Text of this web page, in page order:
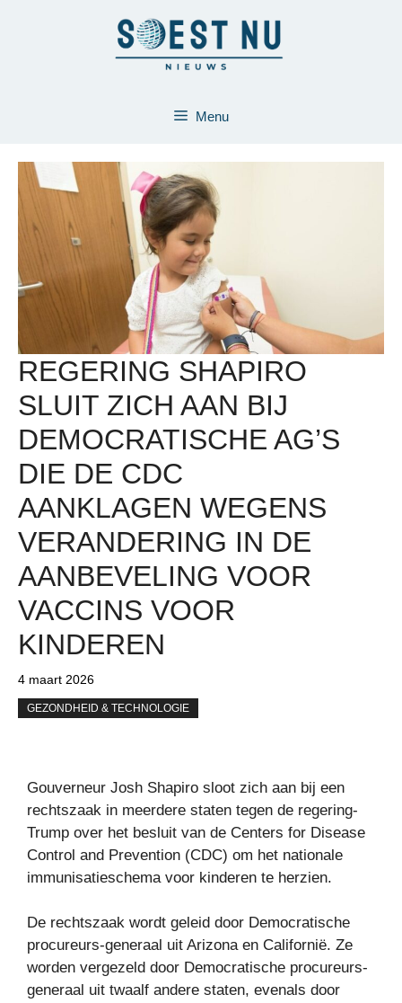
Menu
REGERING SHAPIRO
SLUIT ZICH AAN BIJ
DEMOCRATISCHE AG’S
DIE DE CDC
AANKLAGEN WEGENS
VERANDERING IN DE
AANBEVELING VOOR
VACCINS VOOR
KINDEREN
4 maart 2026
GEZONDHEID & TECHNOLOGIE
Gouverneur Josh Shapiro sloot zich aan bij een
rechtszaak in meerdere staten tegen de regering-
Trump over het besluit van de Centers for Disease
Control and Prevention (CDC) om het nationale
immunisatieschema voor kinderen te herzien.
De rechtszaak wordt geleid door Democratische
procureurs-generaal uit Arizona en Californië. Ze
worden vergezeld door Democratische procureurs-
generaal uit twaalf andere staten, evenals door